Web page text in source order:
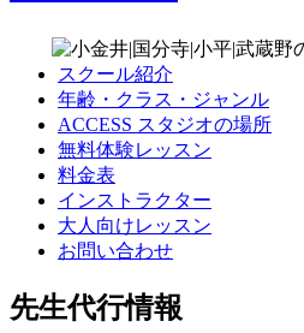
スクール紹介
年齢・クラス・ジャンル
ACCESS スタジオの場所
無料体験レッスン
料金表
インストラクター
大人向けレッスン
お問い合わせ
先生代行情報